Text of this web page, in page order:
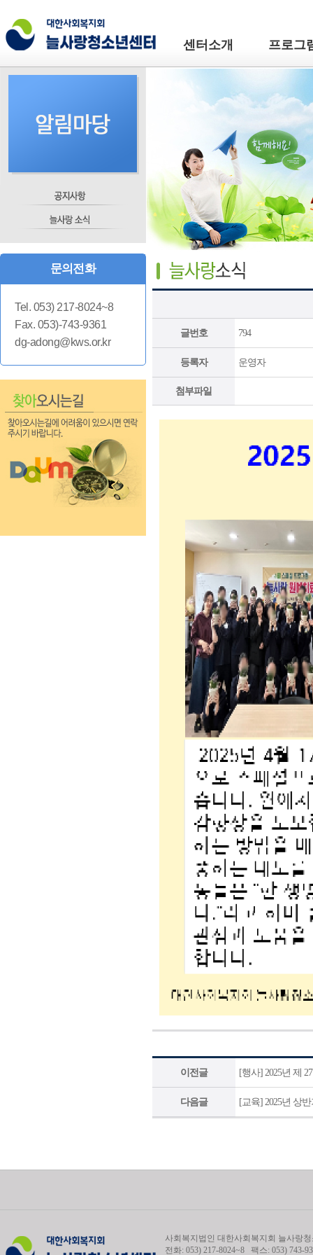
센터소개 프로그
문의전화
Tel. 053) 217-8024~8
Fax. 053)-743-9361
dg-adong@kws.or.kr
글번호 794
등록자 운영자
첨부파일
이전글 [행사] 2025년 제
다음글 [교육] 2025년 상
사회복지법인 대한사회복지회 늘사랑
전화: 053) 217-8024~8 팩스: 053) 743-